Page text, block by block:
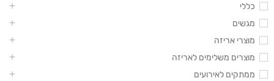
כללי
מגשים
מוצרי אריזה
מוצרים משלימים לאריזה
ממתקים לאירועים